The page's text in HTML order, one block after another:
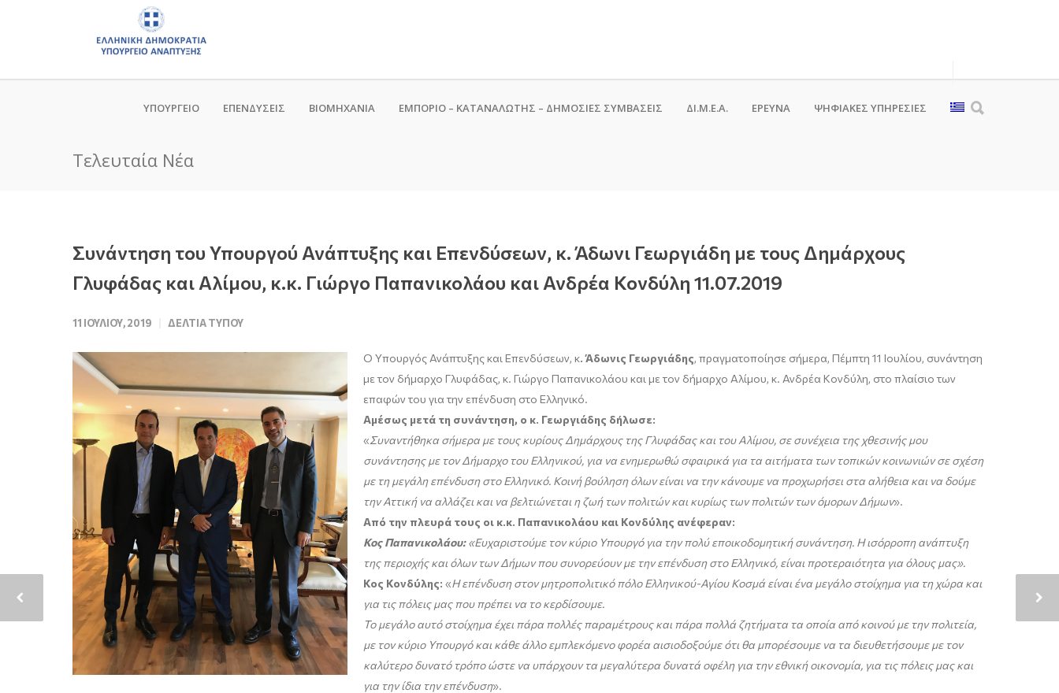
ΥΠΟΥΡΓΕΙΟ ΕΠΕΝΔΥΣΕΙΣ ΒΙΟΜΗΧΑΝΙΑ ΕΜΠΟΡΙΟ – ΚΑΤΑΝΑΛΩΤΗΣ – ΔΗΜΟΣΙΕΣ ΣΥΜΒΑΣΕΙΣ ΔΙ.Μ.Ε.Α. ΕΡΕΥΝΑ ΨΗΦΙΑΚΈΣ ΥΠΗΡΕΣΊΕΣ
Τελευταία Νέα
Συνάντηση του Υπουργού Ανάπτυξης και Επενδύσεων, κ. Άδωνι Γεωργιάδη με τους Δημάρχους
Γλυφάδας και Αλίμου, κ.κ. Γιώργο Παπανικολάου και Ανδρέα Κονδύλη 11.07.2019
11 ΙΟΥΛΊΟΥ, 2019 ΔΕΛΤΊΑ ΤΎΠΟΥ
Ο Υπουργός Ανάπτυξης και Επενδύσεων, κ. Άδωνις Γεωργιάδης, πραγματοποίησε σήμερα, Πέμπτη 11 Ιουλίου, συνάντηση
με τον δήμαρχο Γλυφάδας, κ. Γιώργο Παπανικολάου και με τον δήμαρχο Αλίμου, κ. Ανδρέα Κονδύλη, στο πλαίσιο των
επαφών του για την επένδυση στο Ελληνικό.
Αμέσως μετά τη συνάντηση, ο κ. Γεωργιάδης δήλωσε:
«Συναντήθηκα σήμερα με τους κυρίους Δημάρχους της Γλυφάδας και του Αλίμου, σε συνέχεια της χθεσινής μου
συνάντησης με τον Δήμαρχο του Ελληνικού, για να ενημερωθώ σφαιρικά για τα αιτήματα των τοπικών κοινωνιών σε σχέση
με τη μεγάλη επένδυση στο Ελληνικό. Κοινή βούληση όλων είναι να την κάνουμε να προχωρήσει στα αλήθεια και να δούμε
την Αττική να αλλάζει και να βελτιώνεται η ζωή των πολιτών και κυρίως των πολιτών των όμορων Δήμων».
Από την πλευρά τους οι κ.κ. Παπανικολάου και Κονδύλης ανέφεραν:
Κος Παπανικολάου:«Ευχαριστούμε τον κύριο Υπουργό για την πολύ εποικοδομητική συνάντηση. Η ισόρροπη ανάπτυξη
της περιοχής και όλων των Δήμων που συνορεύουν με την επένδυση στο Ελληνικό, είναι προτεραιότητα για όλους μας».
Κος Κονδύλης: «Η επένδυση στον μητροπολιτικό πόλο Ελληνικού-Αγίου Κοσμά είναι ένα μεγάλο στοίχημα για τη χώρα και
για τις πόλεις μας που πρέπει να το κερδίσουμε.
Το μεγάλο αυτό στοίχημα έχει πάρα πολλές παραμέτρους και πάρα πολλά ζητήματα τα οποία από κοινού με την πολιτεία,
με τον κύριο Υπουργό και κάθε άλλο εμπλεκόμενο φορέα αισιοδοξούμε ότι θα μπορέσουμε να τα διευθετήσουμε με τον
καλύτερο δυνατό τρόπο ώστε να υπάρχουν τα μεγαλύτερα δυνατά οφέλη για την εθνική οικονομία, για τις πόλεις μας και
για την ίδια την επένδυση».